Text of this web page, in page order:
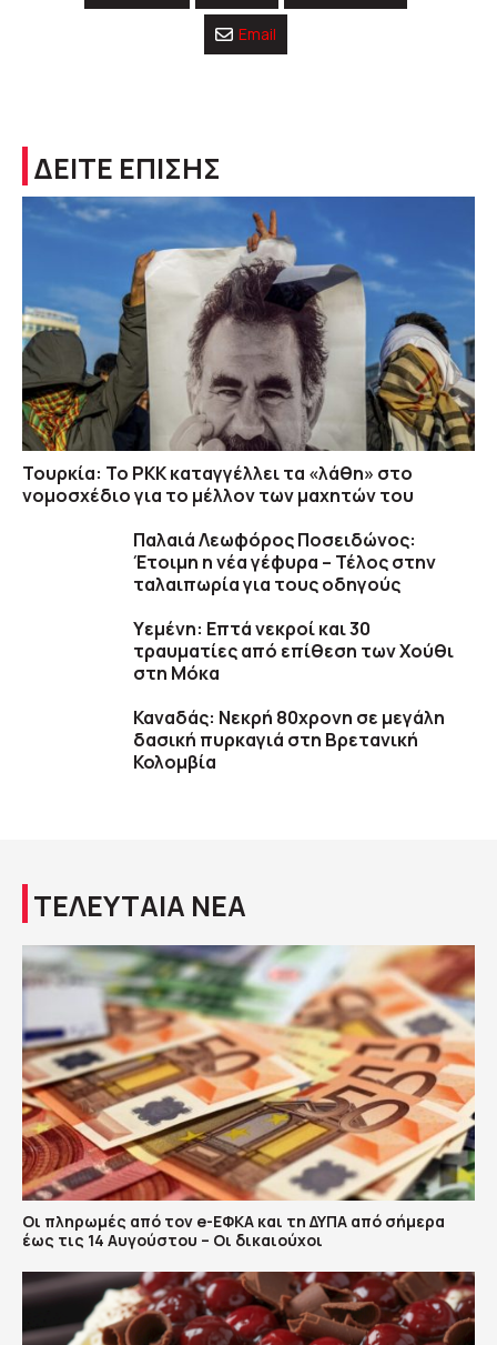
Email
ΔΕΙΤΕ ΕΠΙΣΗΣ
Τουρκία: Το PKK καταγγέλλει τα «λάθη» στο
νομοσχέδιο για το μέλλον των μαχητών του
Παλαιά Λεωφόρος Ποσειδώνος:
Έτοιμη η νέα γέφυρα – Τέλος στην
ταλαιπωρία για τους οδηγούς
Υεμένη: Επτά νεκροί και 30
τραυματίες από επίθεση των Χούθι
στη Μόκα
Καναδάς: Nεκρή 80χρονη σε μεγάλη
δασική πυρκαγιά στη Βρετανική
Κολομβία
ΤΕΛΕΥΤΑΙΑ ΝΕΑ
Οι πληρωμές από τον e-ΕΦΚΑ και τη ΔΥΠΑ από σήμερα
έως τις 14 Αυγούστου – Οι δικαιούχοι